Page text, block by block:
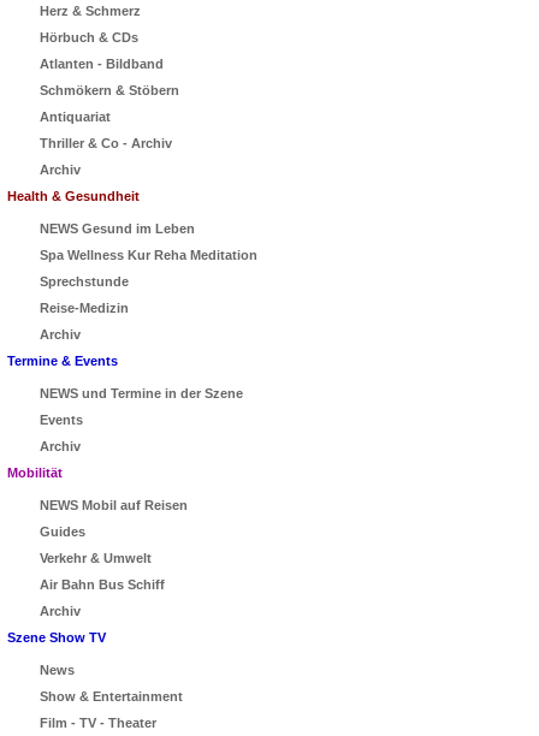
Herz & Schmerz
Hörbuch & CDs
Atlanten - Bildband
Schmökern & Stöbern
Antiquariat
Thriller & Co - Archiv
Archiv
Health & Gesundheit
NEWS Gesund im Leben
Spa Wellness Kur Reha Meditation
Sprechstunde
Reise-Medizin
Archiv
Termine & Events
NEWS und Termine in der Szene
Events
Archiv
Mobilität
NEWS Mobil auf Reisen
Guides
Verkehr & Umwelt
Air Bahn Bus Schiff
Archiv
Szene Show TV
News
Show & Entertainment
Film - TV - Theater